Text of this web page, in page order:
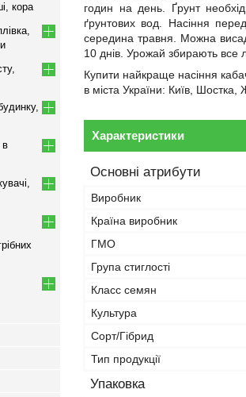
годин на день. Ґрунт
ґрунтових вод. Насіння
середина травня. Можна
10 днів. Урожай збирають все
Купити найкраще насіння
в міста України: Київ,
Характеристики
Основні атрибути
Виробник
Країна виробник
ГМО
Група стиглості
Класс семян
Культура
Сорт/Гібрид
Тип продукції
Упаковка
кора
в